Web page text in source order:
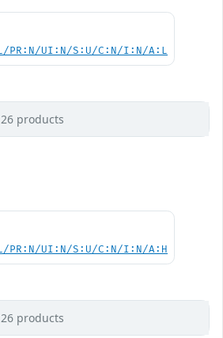
PR:N/UI:N/S:U/C:N/I:N/A:L
26 products
PR:N/UI:N/S:U/C:N/I:N/A:H
26 products